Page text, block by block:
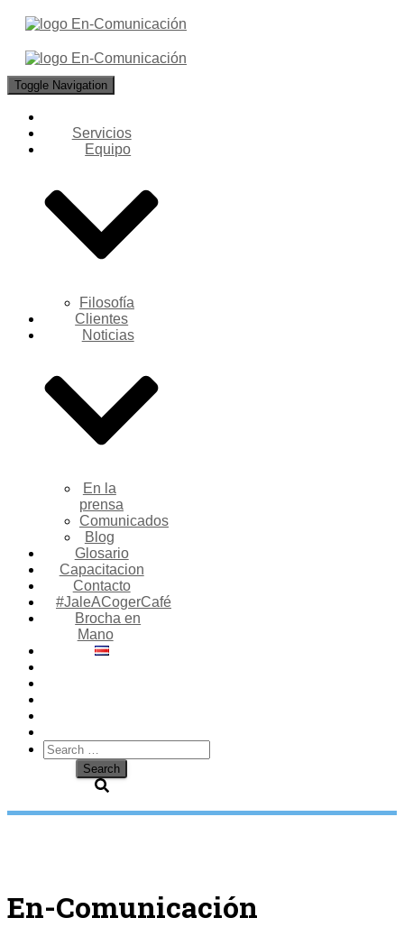
Toggle Navigation
Servicios
Equipo
Filosofía
Clientes
Noticias
En la
prensa
Comunicados
Blog
Glosario
Capacitacion
Contacto
#JaleACogerCafé
Brocha en
Mano
Search
for:
En-Comunicación